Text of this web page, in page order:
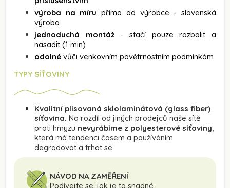
výroba na míru přímo od výrobce - slovenská
výroba
jednoduchá montáž- stačí pouze rozbalit a
nasadit (1 min)
odolné vůči venkovním povětrnostním podmínkám
TYPY SÍŤOVINY
Kvalitní plisovaná sklolaminátová (glass fiber)
síťovina. Na rozdíl od jiných prodejců naše sítě
proti hmyzu nevyrábíme z polyesterové síťoviny,
která má tendenci časem a používáním
degradovat a trhat se.
NÁVOD NA ZAMĚŘENÍ
Podívejte se, jak je to snadné.